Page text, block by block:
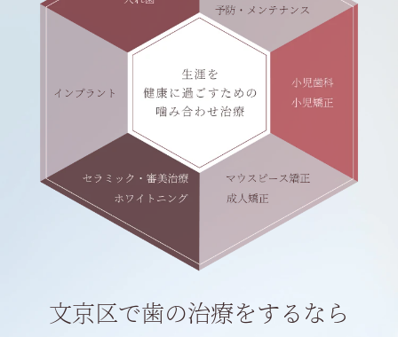
文京区で歯の治療をするなら